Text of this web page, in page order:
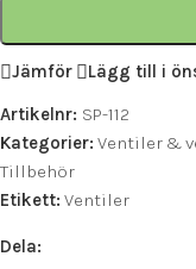
Jämför
Lägg till i
Artikelnr: SP-112
Kategorier: Ventiler &
Tillbehör
Etikett: Ventiler
Dela: